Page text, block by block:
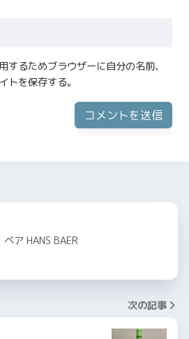
するためブラウザーに自分の名前、
トを保存する。
ア HANS BAER
次の記事